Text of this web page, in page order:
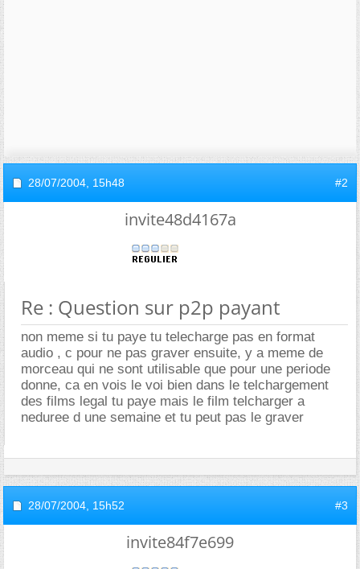
28/07/2004, 15h48 #2
invite48d4167a
Re : Question sur p2p payant
non meme si tu paye tu telecharge pas en format
audio , c pour ne pas graver ensuite, y a meme de
morceau qui ne sont utilisable que pour une periode
donne, ca en vois le voi bien dans le telchargement
des films legal tu paye mais le film telcharger a
neduree d une semaine et tu peut pas le graver
28/07/2004, 15h52 #3
invite84f7e699